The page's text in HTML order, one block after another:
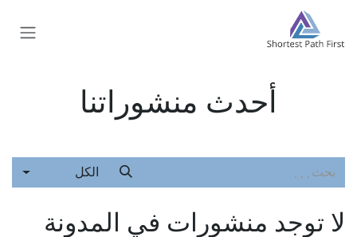
أحدث منشوراتنا
الكل
لا توجد منشورات في المدونة